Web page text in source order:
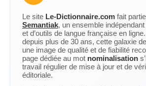
Le site Le-Dictionnaire.com fait
Semantiak, un ensemble
et d’outils de langue française en
depuis plus de 30 ans, cette galaxie
une image de qualité et de fiabilité
page dédiée au mot nominalisation
travail régulier de mise à jour et de
éditoriale.